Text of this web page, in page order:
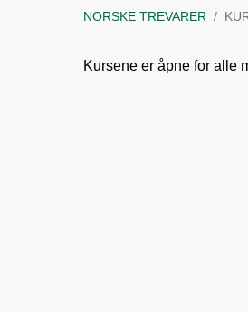
NORSKE TREVARER
Kursene er åpne for alle